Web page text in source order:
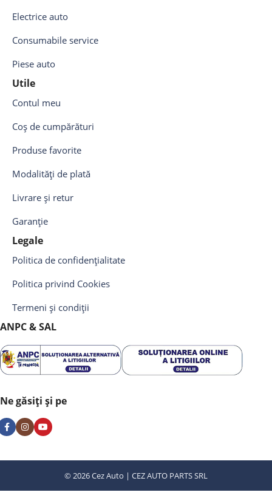
Electrice auto
Consumabile service
Piese auto
Utile
Contul meu
Coș de cumpărături
Produse favorite
Modalități de plată
Livrare și retur
Garanție
Legale
Politica de confidențialitate
Politica privind Cookies
Termeni și condiții
ANPC & SAL
Ne găsiți și pe
© 2026 Cez Auto | CEZ AUTO PARTS SRL